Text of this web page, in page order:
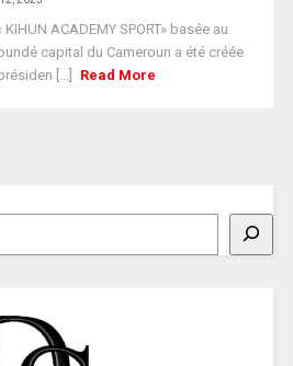
ACADEMY SPORT» basée au
capital du Cameroun a été créée
[...]
Read More